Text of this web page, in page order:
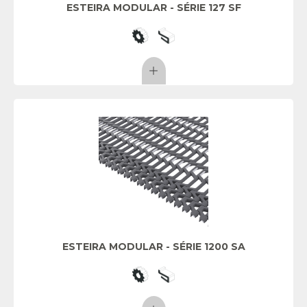
ESTEIRA MODULAR - SÉRIE 127 SF
ESTEIRA MODULAR - SÉRIE 1200 SA